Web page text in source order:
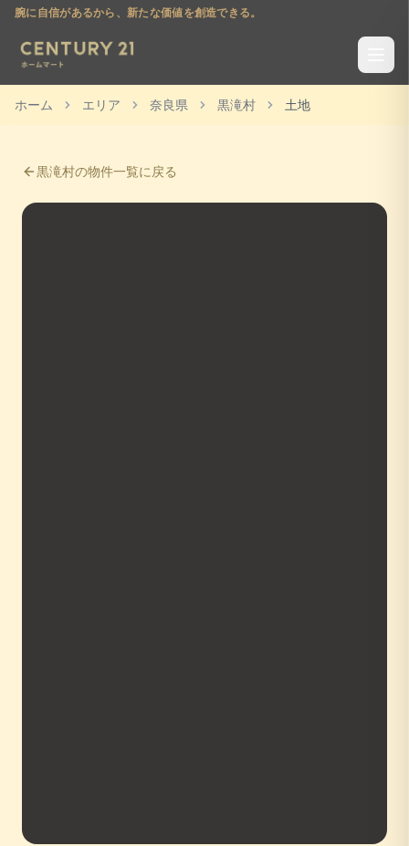
腕に自信があるから、新たな価値を創造できる。
ホーム エリア 奈良県 黒滝村 土地
黒滝村の物件一覧に戻る